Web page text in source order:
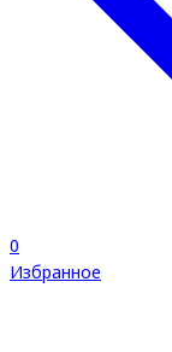
0
Избранное